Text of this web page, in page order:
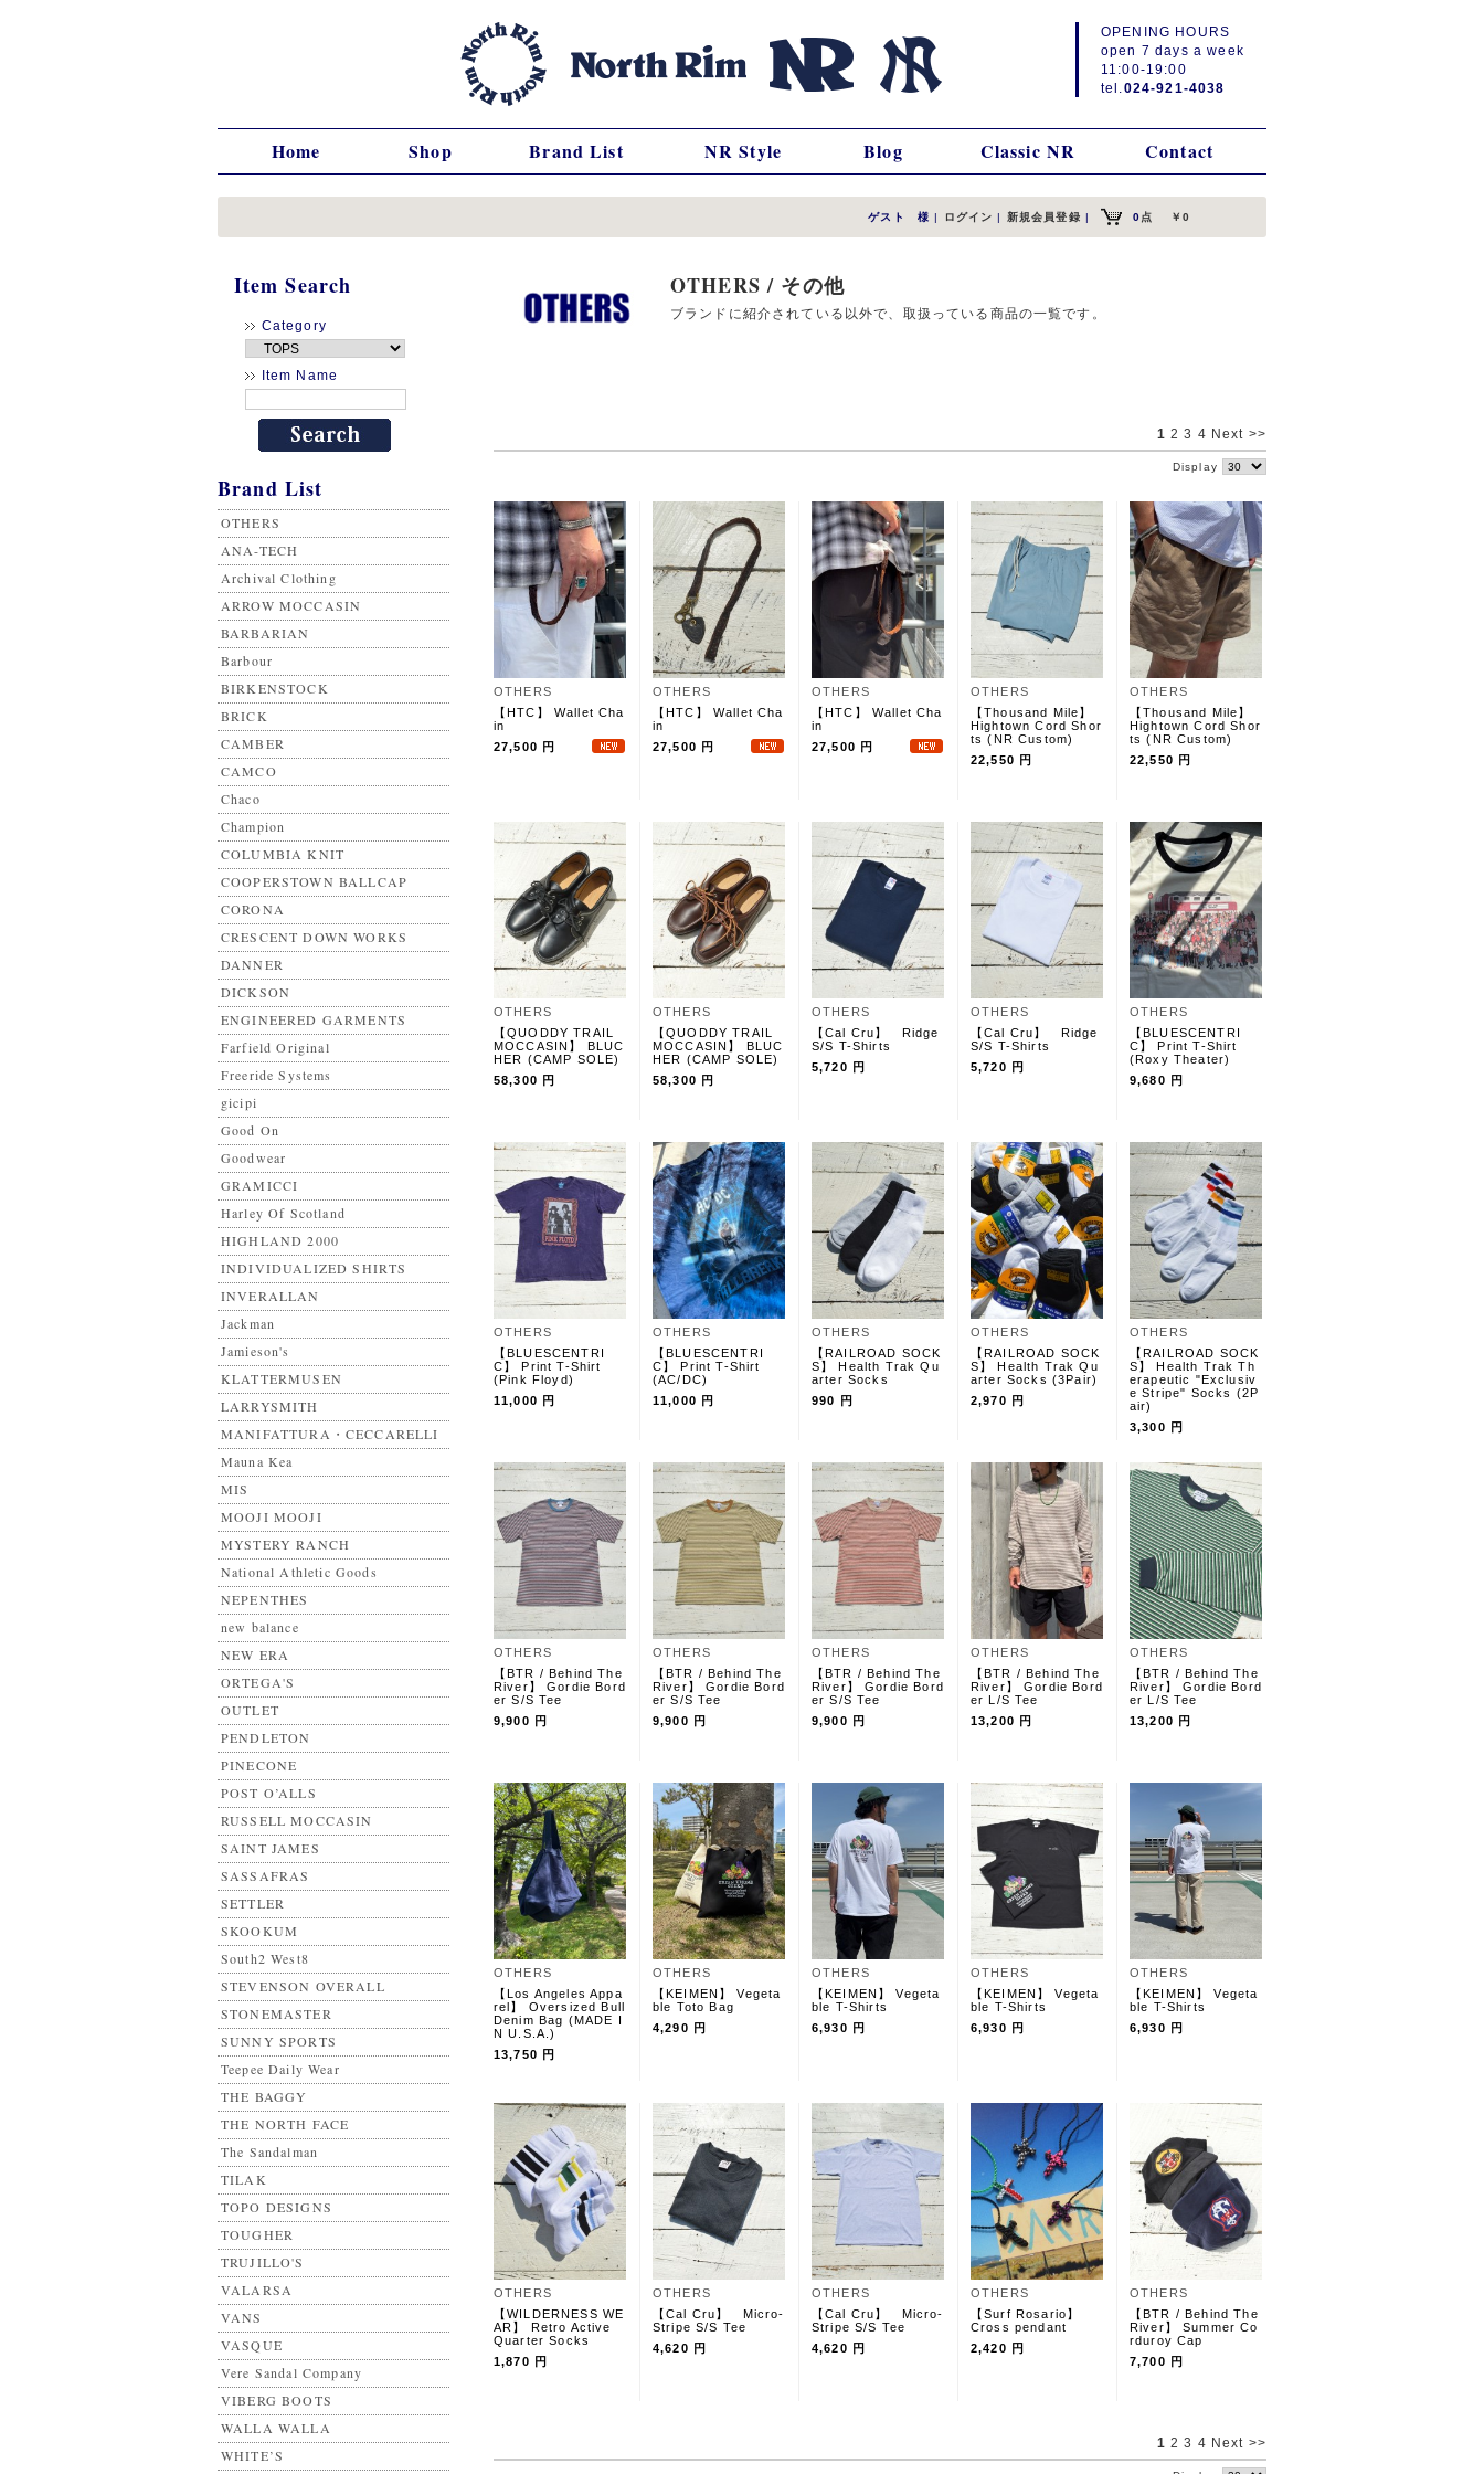
OPENING HOURS
open 7 days a week
11:00-19:00
tel. 024-921-4038
Home Shop Brand List NR Style Blog Classic NR Contact
ゲスト 様 | ログイン | 新規会員登録 | 0点 ￥0
Item Search
Category
Item Name
Brand List
OTHERS
ANA-TECH
Archival Clothing
ARROW MOCCASIN
BARBARIAN
Barbour
BIRKENSTOCK
BRICK
CAMBER
CAMCO
Chaco
Champion
COLUMBIA KNIT
COOPERSTOWN BALLCAP
CORONA
CRESCENT DOWN WORKS
DANNER
DICKSON
ENGINEERED GARMENTS
Farfield Original
Freeride Systems
gicipi
Good On
Goodwear
GRAMICCI
Harley Of Scotland
HIGHLAND 2000
INDIVIDUALIZED SHIRTS
INVERALLAN
Jackman
Jamieson's
KLATTERMUSEN
LARRYSMITH
MANIFATTURA・CECCARELLI
Mauna Kea
MIS
MOOJI MOOJI
MYSTERY RANCH
National Athletic Goods
NEPENTHES
new balance
NEW ERA
ORTEGA'S
OUTLET
PENDLETON
PINECONE
POST O’ALLS
RUSSELL MOCCASIN
SAINT JAMES
SASSAFRAS
SETTLER
SKOOKUM
South2 West8
STEVENSON OVERALL
STONEMASTER
SUNNY SPORTS
Teepee Daily Wear
THE BAGGY
THE NORTH FACE
The Sandalman
TILAK
TOPO DESIGNS
TOUGHER
TRUJILLO'S
VALARSA
VANS
VASQUE
Vere Sandal Company
VIBERG BOOTS
WALLA WALLA
WHITE’S
OTHERS / その他
ブランドに紹介されている以外で、取扱っている商品の一覧です。
1 2 3 4 Next >>
Display
OTHERS
【HTC】 Wallet Cha
in
27,500 円
OTHERS
【HTC】 Wallet Cha
in
27,500 円
OTHERS
【HTC】 Wallet Cha
in
27,500 円
OTHERS
【Thousand Mile】
Hightown Cord Shor
ts (NR Custom)
22,550 円
OTHERS
【Thousand Mile】
Hightown Cord Shor
ts (NR Custom)
22,550 円
OTHERS
【QUODDY TRAIL
MOCCASIN】 BLUC
HER (CAMP SOLE)
58,300 円
OTHERS
【QUODDY TRAIL
MOCCASIN】 BLUC
HER (CAMP SOLE)
58,300 円
OTHERS
【Cal Cru】 Ridge
S/S T-Shirts
5,720 円
OTHERS
【Cal Cru】 Ridge
S/S T-Shirts
5,720 円
OTHERS
【BLUESCENTRI
C】 Print T-Shirt
(Roxy Theater)
9,680 円
OTHERS
【BLUESCENTRI
C】 Print T-Shirt
(Pink Floyd)
11,000 円
OTHERS
【BLUESCENTRI
C】 Print T-Shirt
(AC/DC)
11,000 円
OTHERS
【RAILROAD SOCK
S】 Health Trak Qu
arter Socks
990 円
OTHERS
【RAILROAD SOCK
S】 Health Trak Qu
arter Socks (3Pair)
2,970 円
OTHERS
【RAILROAD SOCK
S】 Health Trak Th
erapeutic "Exclusiv
e Stripe" Socks (2P
air)
3,300 円
OTHERS
【BTR / Behind The
River】 Gordie Bord
er S/S Tee
9,900 円
OTHERS
【BTR / Behind The
River】 Gordie Bord
er S/S Tee
9,900 円
OTHERS
【BTR / Behind The
River】 Gordie Bord
er S/S Tee
9,900 円
OTHERS
【BTR / Behind The
River】 Gordie Bord
er L/S Tee
13,200 円
OTHERS
【BTR / Behind The
River】 Gordie Bord
er L/S Tee
13,200 円
OTHERS
【Los Angeles Appa
rel】 Oversized Bull
Denim Bag (MADE I
N U.S.A.)
13,750 円
OTHERS
【KEIMEN】 Vegeta
ble Toto Bag
4,290 円
OTHERS
【KEIMEN】 Vegeta
ble T-Shirts
6,930 円
OTHERS
【KEIMEN】 Vegeta
ble T-Shirts
6,930 円
OTHERS
【KEIMEN】 Vegeta
ble T-Shirts
6,930 円
OTHERS
【WILDERNESS WE
AR】 Retro Active
Quarter Socks
1,870 円
OTHERS
【Cal Cru】 Micro-
Stripe S/S Tee
4,620 円
OTHERS
【Cal Cru】 Micro-
Stripe S/S Tee
4,620 円
OTHERS
【Surf Rosario】
Cross pendant
2,420 円
OTHERS
【BTR / Behind The
River】 Summer Co
rduroy Cap
7,700 円
1 2 3 4 Next >>